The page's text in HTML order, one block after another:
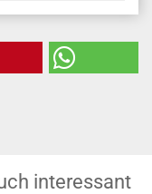
interessant